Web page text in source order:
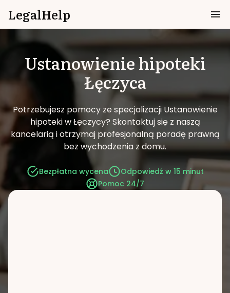
LegalHelp
Ustanowienie hipoteki
Łęczyca
Potrzebujesz pomocy ze specjalizacji Ustanowienie
hipoteki w Łęczycy? Skontaktuj się z naszą
kancelarią i otrzymaj profesjonalną poradę prawną
bez wychodzenia z domu.
Bezpłatna wycena
Odpowiedź w 15 minut
Pomoc 24/7